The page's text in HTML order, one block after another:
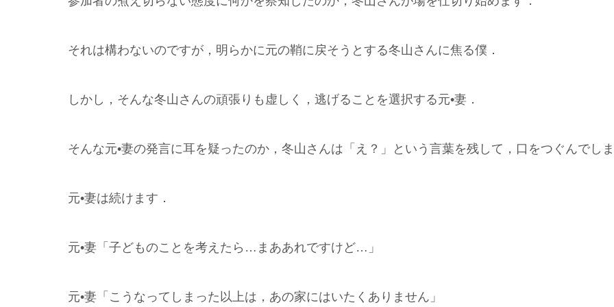
それは構わないのですが，明らかに元の鞘に戻そうとする冬山さんに焦る僕．
しかし，そんな冬山さんの頑張りも虚しく，逃げることを選択する元•妻．
そんな元•妻の発言に耳を疑ったのか，冬山さんは「え？」という言葉を残して，口をつぐんでしま
元•妻は続けます．
元•妻「子どものことを考えたら…まああれですけど…」
元•妻「こうなってしまった以上は，あの家にはいたくありません」